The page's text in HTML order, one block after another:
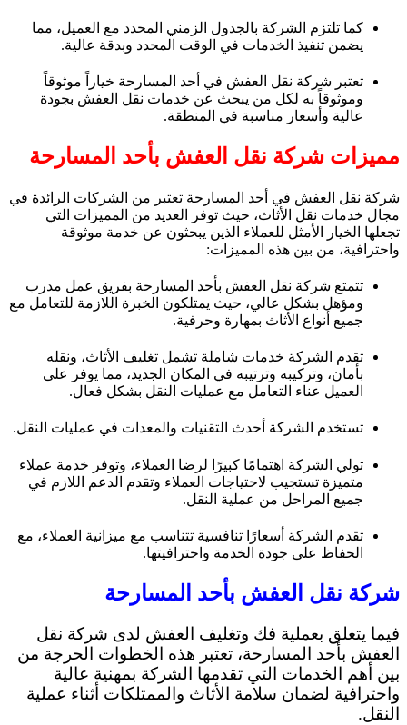
كما تلتزم الشركة بالجدول الزمني المحدد مع العميل، مما
يضمن تنفيذ الخدمات في الوقت المحدد وبدقة عالية.
تعتبر شركة نقل العفش في أحد المسارحة خياراً موثوقاً
وموثوقاً به لكل من يبحث عن خدمات نقل العفش بجودة
عالية وأسعار مناسبة في المنطقة.
مميزات شركة نقل العفش بأحد المسارحة
شركة نقل العفش في أحد المسارحة تعتبر من الشركات الرائدة في
مجال خدمات نقل الأثاث، حيث توفر العديد من المميزات التي
تجعلها الخيار الأمثل للعملاء الذين يبحثون عن خدمة موثوقة
واحترافية، من بين هذه المميزات:
تتمتع شركة نقل العفش بأحد المسارحة بفريق عمل مدرب
ومؤهل بشكل عالي، حيث يمتلكون الخبرة اللازمة للتعامل مع
جميع أنواع الأثاث بمهارة وحرفية.
تقدم الشركة خدمات شاملة تشمل تغليف الأثاث، ونقله
بأمان، وتركيبه وترتيبه في المكان الجديد، مما يوفر على
العميل عناء التعامل مع عمليات النقل بشكل فعال.
تستخدم الشركة أحدث التقنيات والمعدات في عمليات النقل.
تولي الشركة اهتمامًا كبيرًا لرضا العملاء، وتوفر خدمة عملاء
متميزة تستجيب لاحتياجات العملاء وتقدم الدعم اللازم في
جميع المراحل من عملية النقل.
تقدم الشركة أسعارًا تنافسية تتناسب مع ميزانية العملاء، مع
الحفاظ على جودة الخدمة واحترافيتها.
شركة نقل العفش بأحد المسارحة
فيما يتعلق بعملية فك وتغليف العفش لدى شركة نقل
العفش بأحد المسارحة، تعتبر هذه الخطوات الحرجة من
بين أهم الخدمات التي تقدمها الشركة بمهنية عالية
واحترافية لضمان سلامة الأثاث والممتلكات أثناء عملية
النقل.